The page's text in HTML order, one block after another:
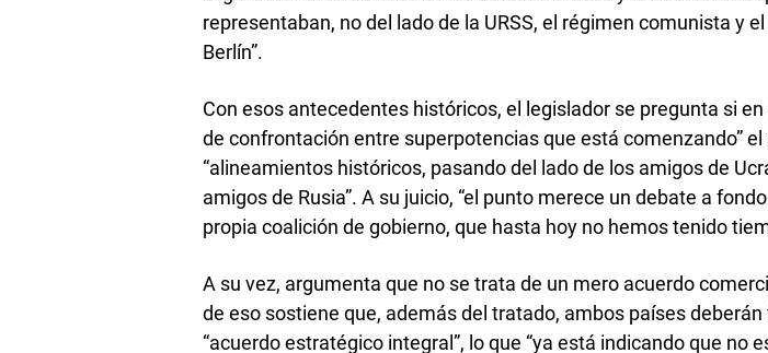
representaban, no del lado de la URSS, el régimen comunista y
Berlín”.
Con esos antecedentes históricos, el legislador se pregunta si
de confrontación entre superpotencias que está comenzando”
“alineamientos históricos, pasando del lado de los amigos de
amigos de Rusia”. A su juicio, “el punto merece un debate a
propia coalición de gobierno, que hasta hoy no hemos tenido
A su vez, argumenta que no se trata de un mero acuerdo
de eso sostiene que, además del tratado, ambos países
“acuerdo estratégico integral”, lo que “ya está indicando que no